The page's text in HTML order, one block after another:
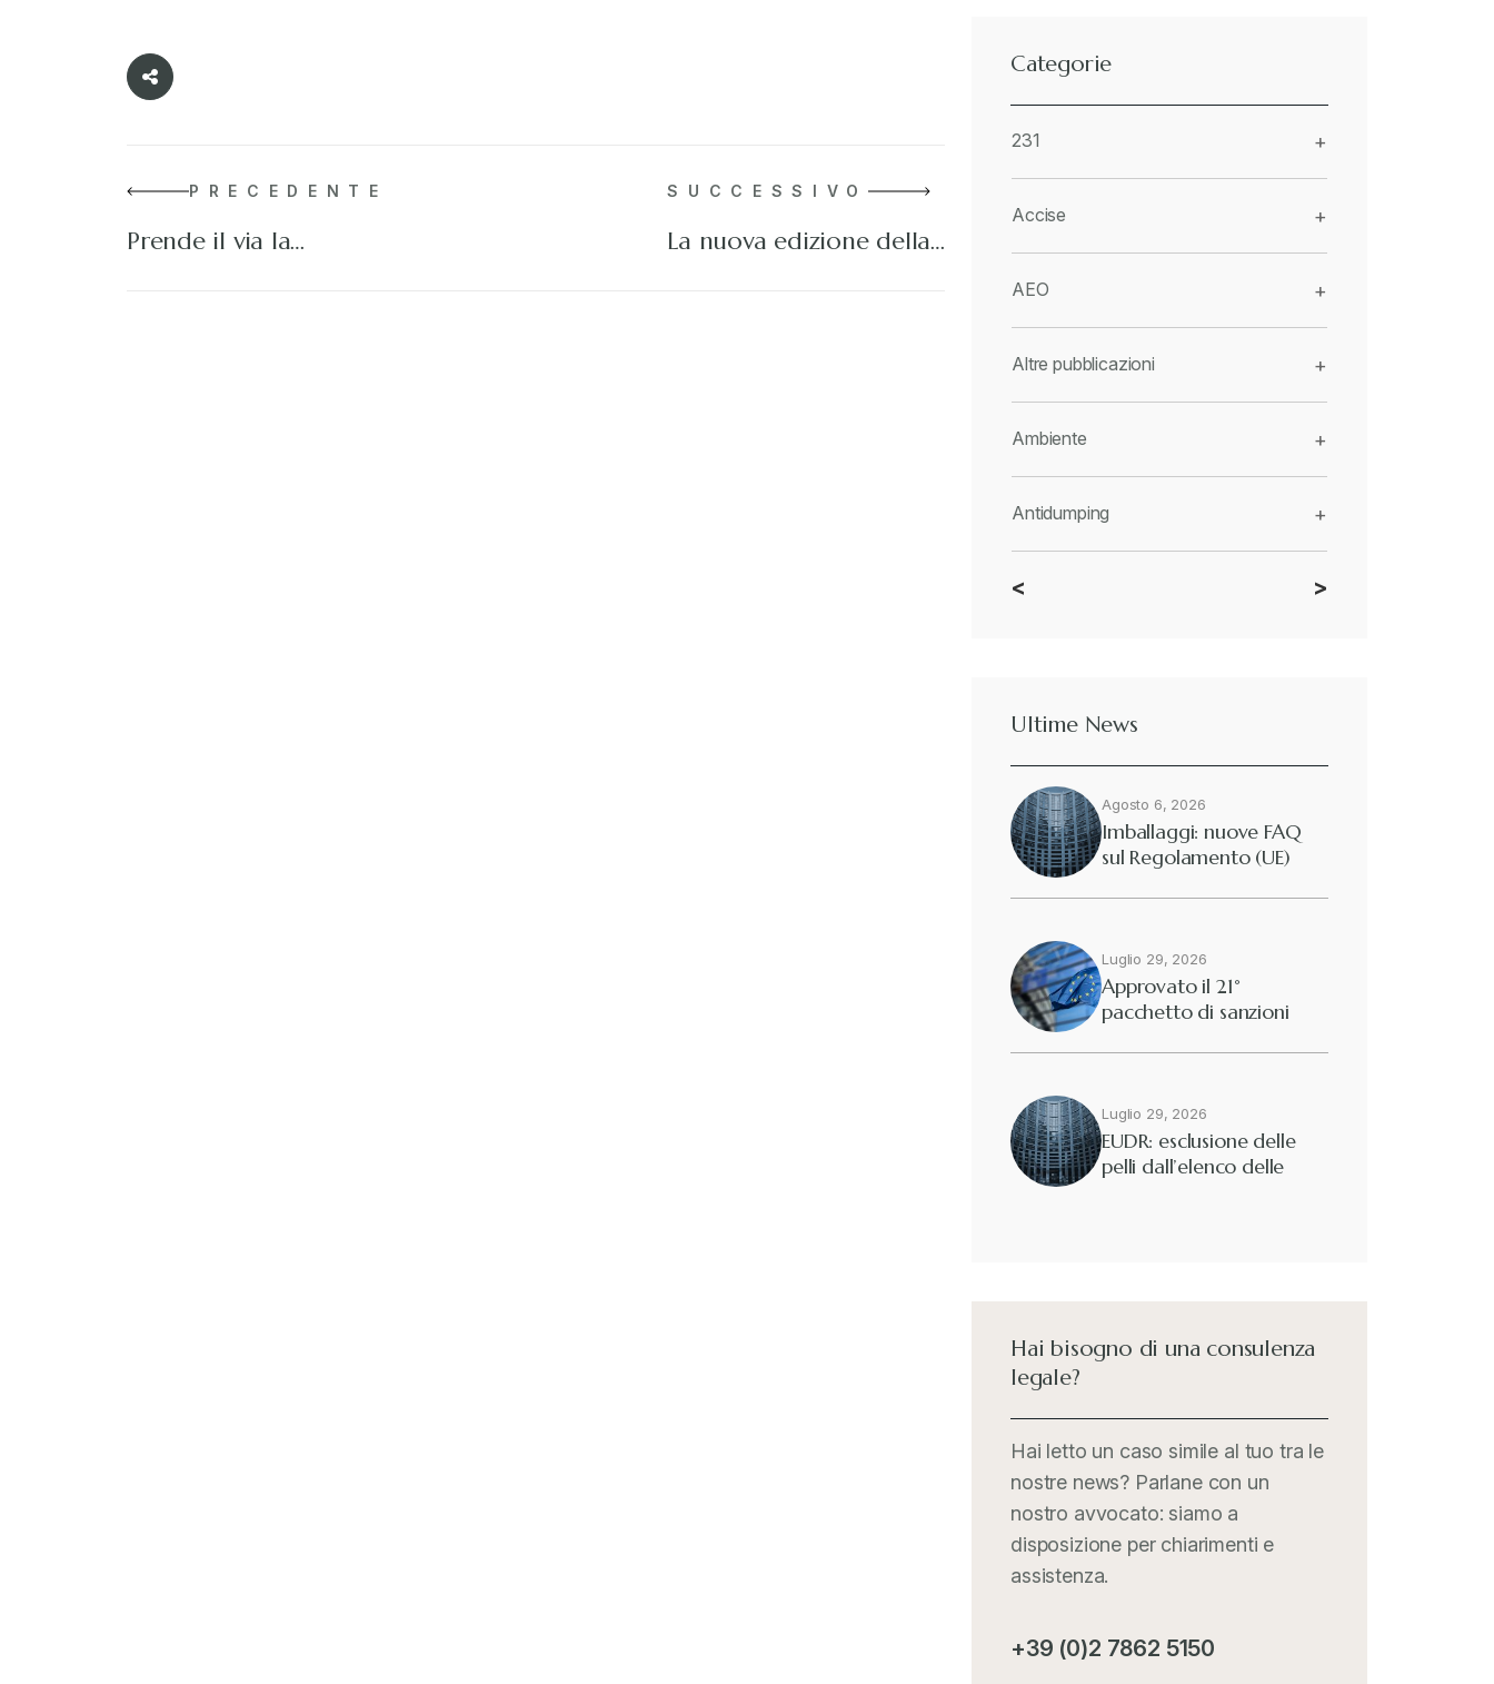
PRECEDENTE
Prende il via la…
SUCCESSIVO
La nuova edizione della…
Categorie
231 +
Accise +
AEO +
Altre pubblicazioni +
Ambiente +
Antidumping +
CBAM +
Deforestazione
Diritto tributario internazionale
Dogane
Eutekne
Fisco e tributi
Guide e Manuali
Iva comunitaria e nazionale
MementoPiù - Giuffré
< >
Ultime News
Agosto 6, 2026
Imballaggi: nuove FAQ
sul Regolamento (UE)
Luglio 29, 2026
Approvato il 21°
pacchetto di sanzioni
Luglio 29, 2026
EUDR: esclusione delle
pelli dall’elenco delle
Hai bisogno di una consulenza
legale?
Hai letto un caso simile al tuo tra le
nostre news? Parlane con un
nostro avvocato: siamo a
disposizione per chiarimenti e
assistenza.
+39 (0)2 7862 5150